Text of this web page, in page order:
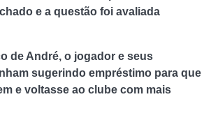
e a questão foi avaliada
de André, o jogador e seus
sugerindo empréstimo para que
e voltasse ao clube com mais